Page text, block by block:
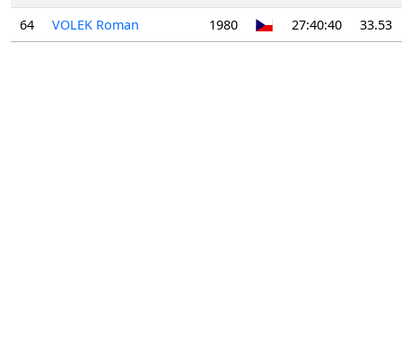
64
VOLEK Roman 1980 27:40:40 33.53